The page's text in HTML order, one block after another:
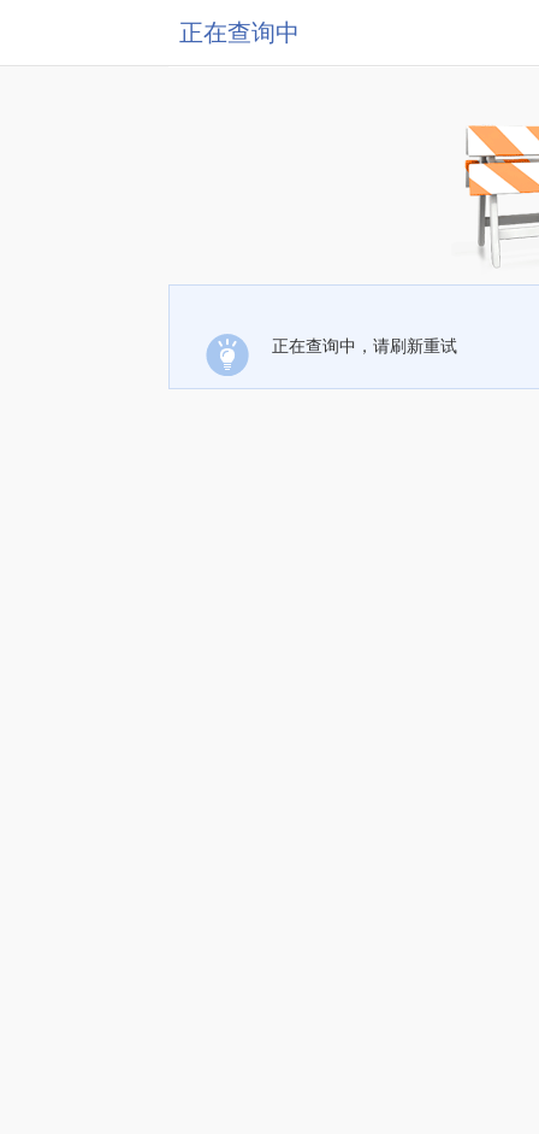
正在查询中
正在查询中，请刷新重试